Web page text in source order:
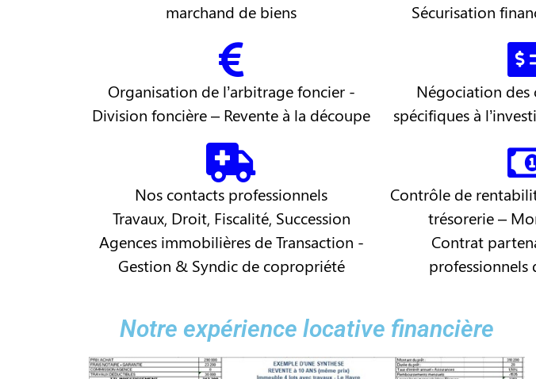
marchand de biens
Organisation de l’arbitrage foncier -
Division foncière – Revente à la découpe
Nos contacts professionnels
Travaux, Droit, Fiscalité, Succession
Agences immobilières de Transaction -
Gestion & Syndic de copropriété
Sécurisation
Négociation des
spécifiques à
Contrôle de
trésorerie –
Contrat
Notre expérience locative financière